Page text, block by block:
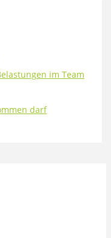
im Team
darf